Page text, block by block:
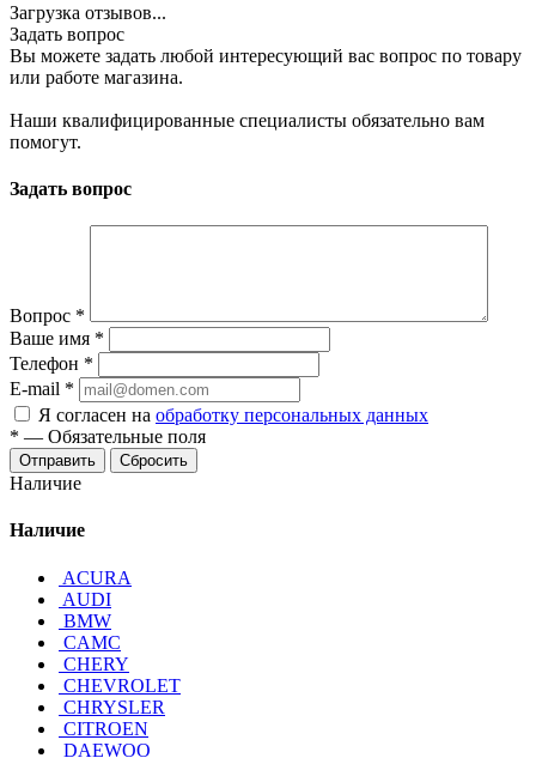
Загрузка отзывов...
Задать вопрос
Вы можете задать любой интересующий вас вопрос по товару
или работе магазина.
Наши квалифицированные специалисты обязательно вам
помогут.
Задать вопрос
Вопрос *
Ваше имя *
Телефон *
E-mail *
Я согласен на обработку персональных данных
* — Обязательные поля
Отправить Сбросить
Наличие
Наличие
ACURA
AUDI
BMW
CAMC
CHERY
CHEVROLET
CHRYSLER
CITROEN
DAEWOO